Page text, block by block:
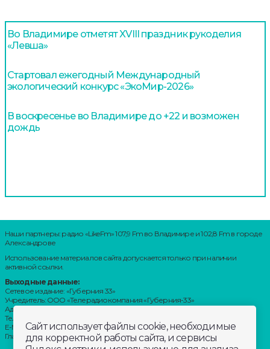
Во Владимире отметят XVIII праздник рукоделия
«Левша»
Стартовал ежегодный Международный
экологический конкурс «ЭкоМир-2026»
В воскресенье во Владимире до +22 и возможен
дождь
Наши партнеры: радио «LikeFm» 107,9 Fm во Владимире и 102,8 Fm в городе
Александрове
Использование материалов сайта допускается только при наличии
активной ссылки.
Выходные данные:
Сетевое издание: «Губерния 33»
Учредитель: ООО «Телерадиокомпания «Губерния-33»
Адрес: Воронцовский переулок, д.4.г. Владимир, 600000
Телефон: 8 (4922) 36-20-36.
E-Mail: news@trc33.ru
Главный редактор: Шилова Анастасия Олеговна.
Сайт использует файлы cookie, необходимые
для корректной работы сайта, и сервисы